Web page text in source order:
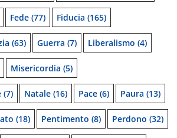
Fede (77) Fiducia (165)
(63) Guerra (7) Liberalismo (4)
Misericordia (5)
(7) Natale (16) Pace (6) Paura (13)
(18) Pentimento (8) Perdono (32)